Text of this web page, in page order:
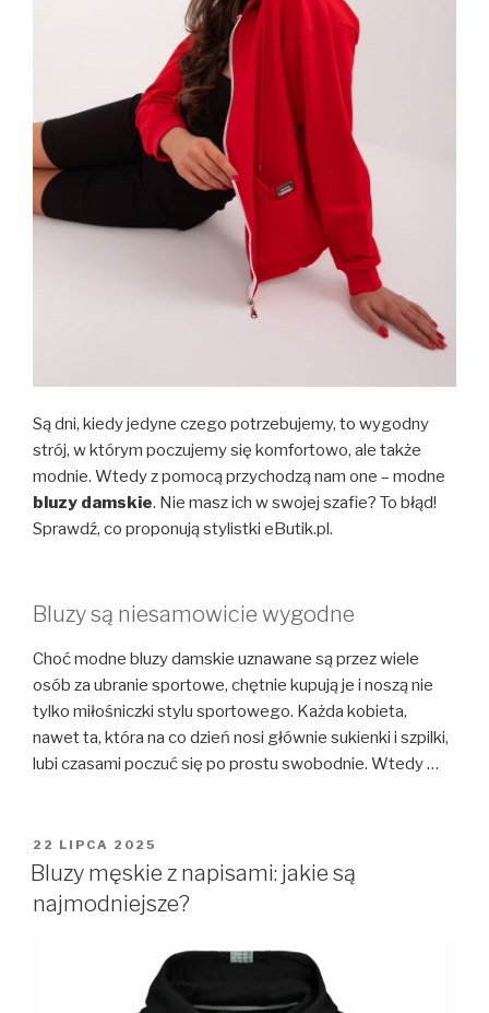
Są dni, kiedy jedyne czego potrzebujemy, to wygodny
strój, w którym poczujemy się komfortowo, ale także
modnie. Wtedy z pomocą przychodzą nam one – modne
bluzy damskie. Nie masz ich w swojej szafie? To błąd!
Sprawdź, co proponują stylistki eButik.pl.
Bluzy są niesamowicie wygodne
Choć modne bluzy damskie uznawane są przez wiele
osób za ubranie sportowe, chętnie kupują je i noszą nie
tylko miłośniczki stylu sportowego. Każda kobieta,
nawet ta, która na co dzień nosi głównie sukienki i szpilki,
lubi czasami poczuć się po prostu swobodnie. Wtedy …
OPUBLIKOWANE
W
22 LIPCA 2025
Bluzy męskie z napisami: jakie są
najmodniejsze?